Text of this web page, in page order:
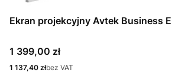
Ekran projekcyjny Avtek Business
Cena
1 399,00 zł
Cena
1 137,40 złbez VAT